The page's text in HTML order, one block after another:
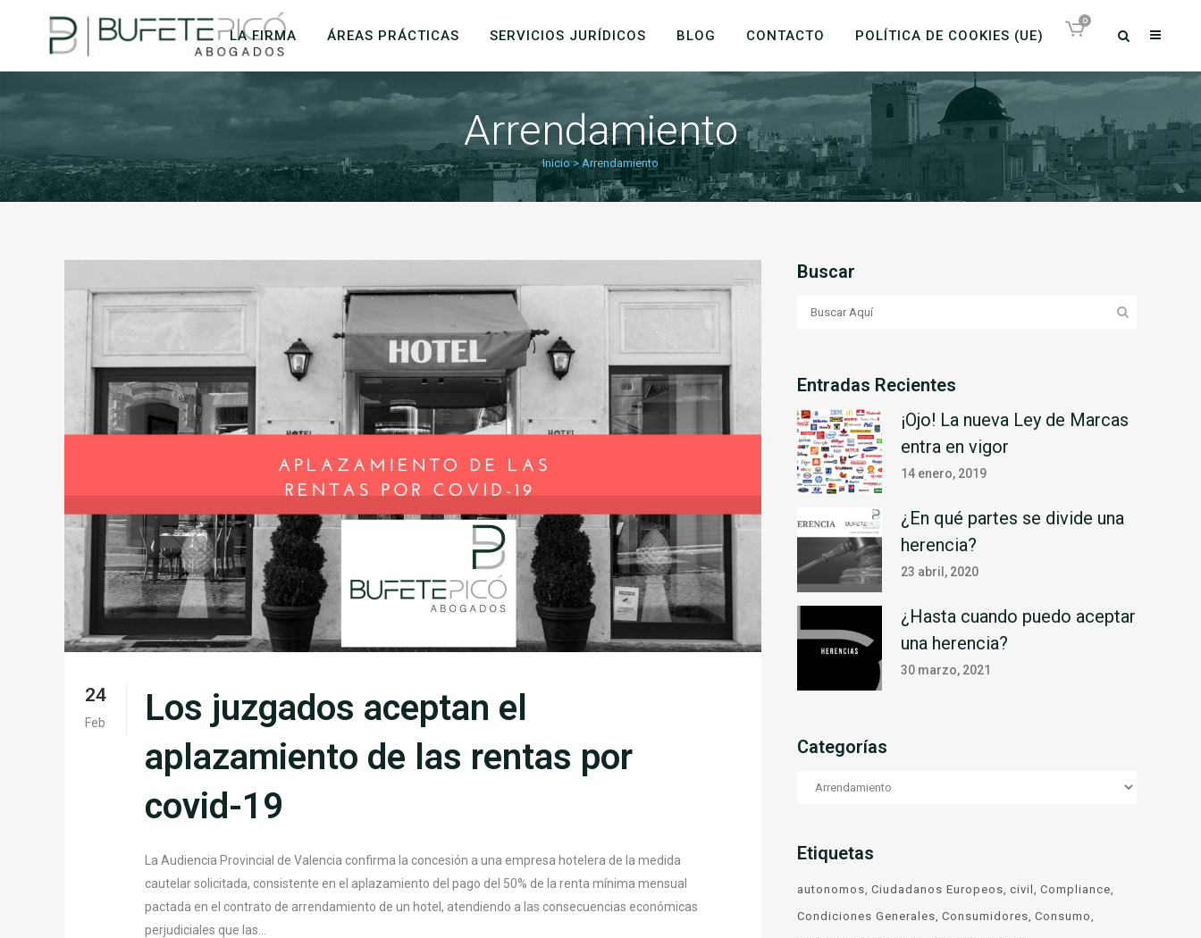
0
LA FIRMA ÁREAS PRÁCTICAS SERVICIOS JURÍDICOS BLOG CONTACTO POLÍTICA DE COOKIES (UE)
Arrendamiento
Inicio>Arrendamiento
24
Feb
Los juzgados aceptan el
aplazamiento de las rentas por
covid-19
La Audiencia Provincial de Valencia confirma la concesión a una empresa hotelera de la medida
cautelar solicitada, consistente en el aplazamiento del pago del 50% de la renta mínima mensual
pactada en el contrato de arrendamiento de un hotel, atendiendo a las consecuencias económicas
perjudiciales que las...
Buscar
Entradas Recientes
¡Ojo! La nueva Ley de Marcas
entra en vigor
14 enero, 2019
¿En qué partes se divide una
herencia?
23 abril, 2020
¿Hasta cuando puedo aceptar
una herencia?
30 marzo, 2021
Categorías
Categorías
Etiquetas
autonomos Ciudadanos Europeos civil
Compliance
Condiciones Generales Consumidores Consumo